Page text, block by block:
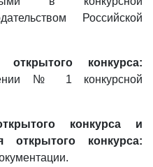
Российской
конкурса:
№ 1 конкурсной
конкурса и
открытого конкурса: